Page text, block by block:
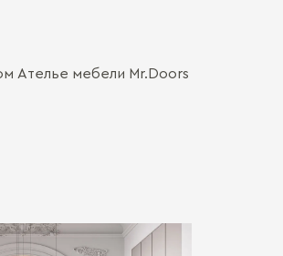
Ателье мебели Mr.Doors